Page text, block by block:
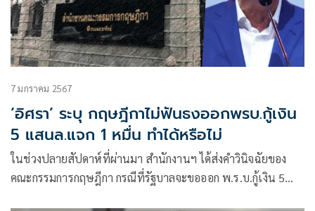
7 มกราคม 2567
‘อิศรา’ ระบุ กฤษฎีกาไม่ฟันธงออกพรบ.กู้เงิน
5 แสนล.แจก 1 หมื่น ทำได้หรือไม่
ในช่วงปลายสัปดาห์ที่ผ่านมา สำนักงานฯ ได้ส่งคำวินิจฉัยของ
คณะกรรมการกฤษฎีกา กรณีที่รัฐบาลจะขอออก พ.ร.บ.กู้เงิน 5